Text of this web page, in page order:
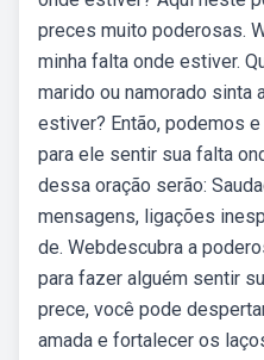
preces muito poderosas.
minha falta onde estiver.
marido ou namorado sinta
estiver? Então, podemos
para ele sentir sua falta
dessa oração serão:
mensagens, ligações
de. Webdescubra a
para fazer alguém sentir
prece, você pode
amada e fortalecer os